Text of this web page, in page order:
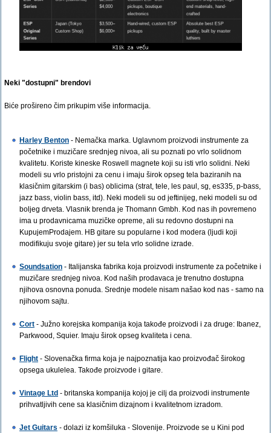
Neki "dostupni" brendovi
Biće prošireno čim prikupim više informacija.
Harley Benton - Nemačka marka. Uglavnom proizvodi instrumente za
početnike i muzičare srednjeg nivoa, ali su poznati po vrlo solidnom
kvalitetu. Koriste kineske Roswell magnete koji su isti vrlo solidni. Neki
modeli su vrlo pristojni za cenu i imaju širok opseg tela baziranih na
klasičnim gitarskim (i bas) oblicima (strat, tele, les paul, sg, es335, p-bass,
jazz bass, violin bass, itd). Neki modeli su od jeftinijeg, neki modeli su od
boljeg drveta. Vlasnik brenda je Thomann Gmbh. Kod nas ih povremeno
ima u prodavnicama muzičke opreme, ali su redovno dostupni na
KupujemProdajem. HB gitare su popularne i kod modera (ljudi koji
modifikuju svoje gitare) jer su tela vrlo solidne izrade.
Soundsation - Italijanska fabrika koja proizvodi instrumente za početnike i
muzičare srednjeg nivoa. Kod naših prodavaca je trenutno dostupna
njihova osnovna ponuda. Srednje modele nisam našao kod nas - samo na
njihovom sajtu.
Cort - Južno korejska kompanija koja takođe proizvodi i za druge: Ibanez,
Parkwood, Squier. Imaju širok opseg kvaliteta i cena.
Flight - Slovenačka firma koja je najpoznatija kao proizvođač širokog
opsega ukulelea. Takođe proizvode i gitare.
Vintage Ltd - britanska kompanija kojoj je cilj da proizvodi instrumente
prihvatljivih cene sa klasičnim dizajnom i kvalitetnom izradom.
Jet Guitars - dolazi iz komšiluka - Slovenije. Proizvode se u Kini pod